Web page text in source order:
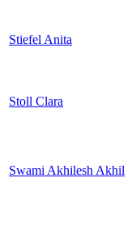
Stiefel Anita
Stoll Clara
Swami Akhilesh Akhil